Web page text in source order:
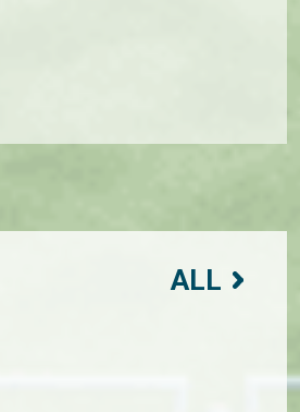
ALL